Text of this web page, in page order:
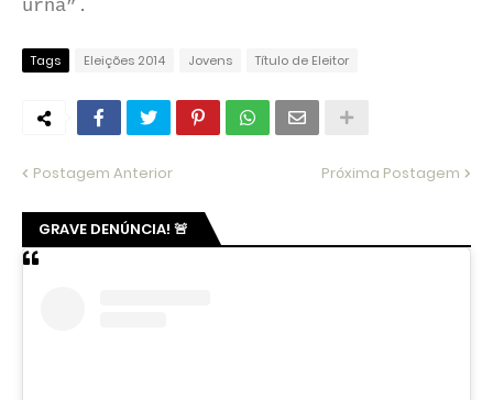
urna”.
Tags Eleições 2014 Jovens Título de Eleitor
Postagem Anterior Próxima Postagem
GRAVE DENÚNCIA! 🚨